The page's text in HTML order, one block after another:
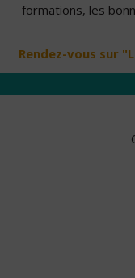
formations, les
Rendez-vous sur